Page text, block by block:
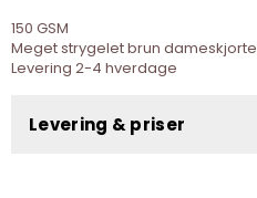
150 GSM
Meget strygelet brun dameskjorte
Levering 2-4 hverdage
Levering & priser